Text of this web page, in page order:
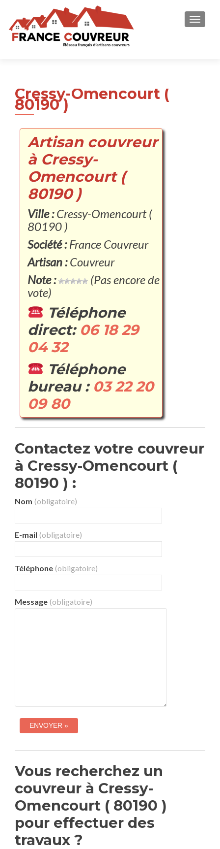
Cressy-Omencourt (
80190 )
Artisan couvreur
à Cressy-
Omencourt (
80190 )
Ville :Cressy-Omencourt (
80190 )
Société :France Couvreur
Artisan :Couvreur
Note :
(Pas encore de
vote)
Téléphone
direct: 06 18 29
04 32
Téléphone
bureau : 03 22 20
09 80
Contactez votre couvreur
à Cressy-Omencourt (
80190 ) :
Nom (obligatoire)
E-mail (obligatoire)
Téléphone (obligatoire)
Message (obligatoire)
Vous recherchez un
couvreur à Cressy-
Omencourt ( 80190 )
pour effectuer des
travaux ?